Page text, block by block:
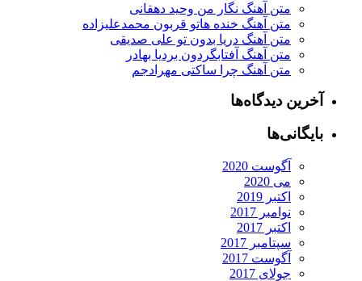
متن آهنگ نگار من وحید دهقانی
متن آهنگ خنده هاتو قربون محمدعلیزاده
متن آهنگ دریا بدون تو علی صدیقی
متن آهنگ آفتابگردون بردیا بهادر
متن آهنگ چرا ساکتی مهرادجم
آخرین دیدگاه‌ها
بایگانی‌ها
آگوست 2020
می 2020
اکتبر 2019
نوامبر 2017
اکتبر 2017
سپتامبر 2017
آگوست 2017
جولای 2017